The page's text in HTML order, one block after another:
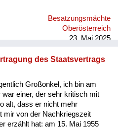
weil damals gab es einige
wurden, meist nur durch
Besatzungsmächte
Oberösterreich
23. Mai 2025
des Staatsvertrags
Großonkel, ich bin am
einer, der sehr kritisch mit
alt, dass er nicht mehr
mir von der Nachkriegszeit
erzählt hat: am 15. Mai 1955